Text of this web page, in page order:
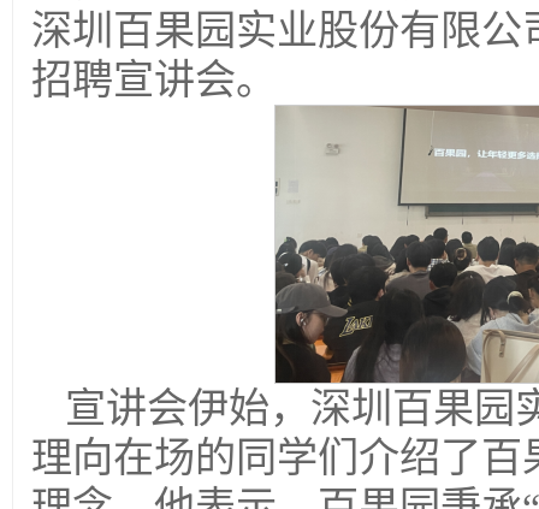
深圳百果园实业股份有限公
招聘宣讲会。
宣讲会伊始，深圳百果园
理向在场的同学们介绍了